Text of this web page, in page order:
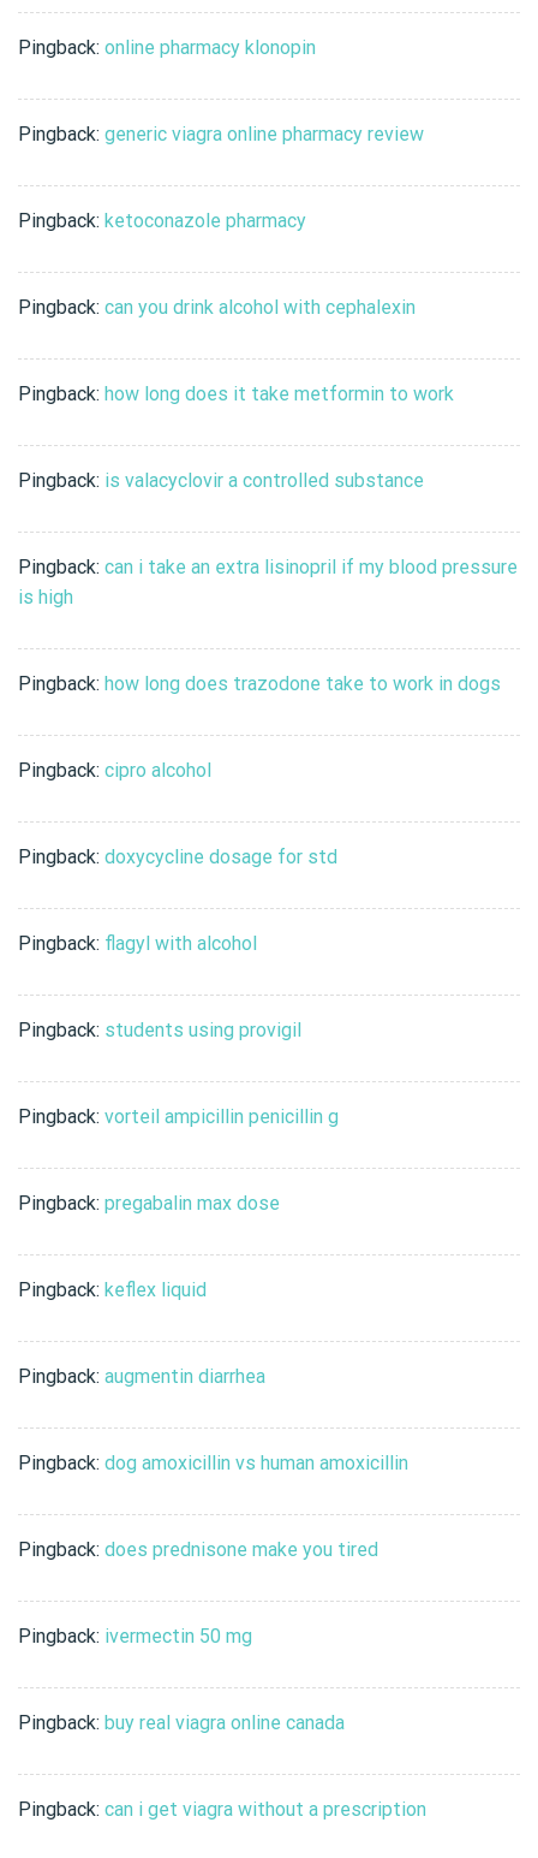
Pingback: online pharmacy klonopin
Pingback: generic viagra online pharmacy review
Pingback: ketoconazole pharmacy
Pingback: can you drink alcohol with cephalexin
Pingback: how long does it take metformin to work
Pingback: is valacyclovir a controlled substance
Pingback: can i take an extra lisinopril if my blood pressure
is high
Pingback: how long does trazodone take to work in dogs
Pingback: cipro alcohol
Pingback: doxycycline dosage for std
Pingback: flagyl with alcohol
Pingback: students using provigil
Pingback: vorteil ampicillin penicillin g
Pingback: pregabalin max dose
Pingback: keflex liquid
Pingback: augmentin diarrhea
Pingback: dog amoxicillin vs human amoxicillin
Pingback: does prednisone make you tired
Pingback: ivermectin 50 mg
Pingback: buy real viagra online canada
Pingback: can i get viagra without a prescription